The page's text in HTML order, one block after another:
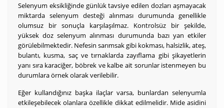
Selenyum eksikliğinde günlük tavsiye edilen dozları aşmayacak
miktarda selenyum desteği alınması durumunda genellikle
olumsuz bir sonuçla karşılaşılmaz. Kontrolsüz bir şekilde,
yüksek doz selenyum alınması durumunda bazı yan etkiler
görülebilmektedir. Nefesin sarımsak gibi kokması, halsizlik, ateş,
bulantı, kusma, saç ve tırnaklarda zayıflama gibi şikayetlerin
yanı sıra karaciğer, böbrek ve kalbe ait sorunlar istenmeyen bu
durumlara örnek olarak verilebilir.
Eğer kullandığınız başka ilaçlar varsa, bunlardan selenyumla
etkileşebilecek olanlara özellikle dikkat edilmelidir. Mide asidini